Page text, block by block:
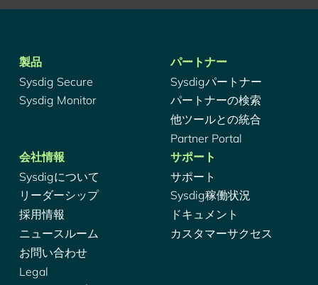
製品
Sysdig Secure
Sysdig Monitor
パートナー
Sysdigパートナー
パートナーの検索
他ツールとの統合
Partner Portal
会社情報
Sysdigについて
リーダーシップ
採用情報
ニュースルーム
お問い合わせ
Legal
サポート
サポート
Sysdig稼働状況
ドキュメント
カスタマーサクセス